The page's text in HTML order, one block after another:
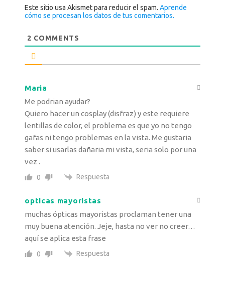
Este sitio usa Akismet para reducir el spam.Aprende
cómo se procesan los datos de tus comentarios.
2 COMMENTS
Maria
Me podrian ayudar?
Quiero hacer un cosplay (disfraz) y este requiere
lentillas de color, el problema es que yo no tengo
gafas ni tengo problemas en la vista. Me gustaria
saber si usarlas dañaria mi vista, seria solo por una
vez .
0 Respuesta
opticas mayoristas
muchas ópticas mayoristas proclaman tener una
muy buena atención. Jeje, hasta no ver no creer…
aquí se aplica esta frase
0 Respuesta